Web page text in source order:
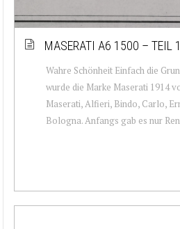
MASERATI A6 1500 – TEIL 1
Wahre Schönheit Einfach die
wurde die Marke Maserati 1914
Maserati, Alfieri, Bindo, Carlo,
Bologna. Anfangs gab es nur